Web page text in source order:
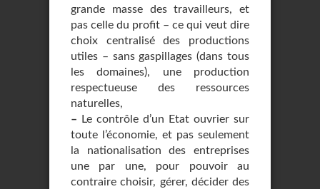
grande masse des travailleurs, et
pas celle du profit – ce qui veut dire
choix centralisé des productions
utiles – sans gaspillages (dans tous
les domaines), une production
respectueuse des ressources
naturelles,
– Le contrôle d’un Etat ouvrier sur
toute l’économie, et pas seulement
la nationalisation des entreprises
une par une, pour pouvoir au
contraire choisir, gérer, décider des